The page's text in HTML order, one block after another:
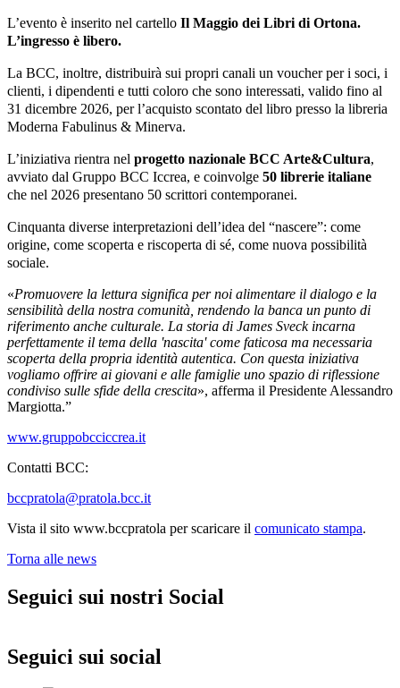
L’evento è inserito nel cartello Il Maggio dei Libri di Ortona.
L’ingresso è libero.
La BCC, inoltre, distribuirà sui propri canali un voucher per i soci, i
clienti, i dipendenti e tutti coloro che sono interessati, valido fino al
31 dicembre 2026, per l’acquisto scontato del libro presso la libreria
Moderna Fabulinus & Minerva.
L’iniziativa rientra nel progetto nazionale BCC Arte&Cultura,
avviato dal Gruppo BCC Iccrea, e coinvolge 50 librerie italiane
che nel 2026 presentano 50 scrittori contemporanei.
Cinquanta diverse interpretazioni dell’idea del “nascere”: come
origine, come scoperta e riscoperta di sé, come nuova possibilità
sociale.
«Promuovere la lettura significa per noi alimentare il dialogo e la
sensibilità della nostra comunità, rendendo la banca un punto di
riferimento anche culturale. La storia di James Sveck incarna
perfettamente il tema della 'nascita' come faticosa ma necessaria
scoperta della propria identità autentica. Con questa iniziativa
vogliamo offrire ai giovani e alle famiglie uno spazio di riflessione
condiviso sulle sfide della crescita», afferma il Presidente Alessandro
Margiotta.”
www.gruppobcciccrea.it
Contatti BCC:
bccpratola@pratola.bcc.it
Vista il sito www.bccpratola per scaricare il comunicato stampa.
Torna alle news
Seguici sui nostri Social
Seguici sui social